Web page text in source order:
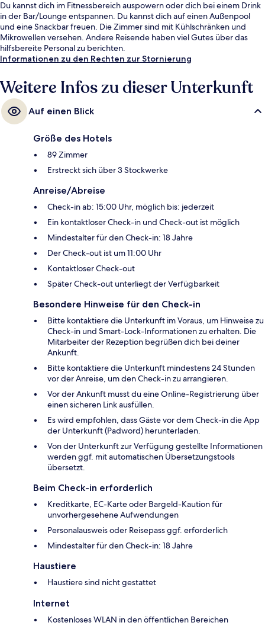
Du kannst dich im Fitnessbereich auspowern oder dich bei einem Drink
in der Bar/Lounge entspannen. Du kannst dich auf einen Außenpool
und eine Snackbar freuen. Die Zimmer sind mit Kühlschränken und
Mikrowellen versehen. Andere Reisende haben viel Gutes über das
hilfsbereite Personal zu berichten.
Informationen zu den Rechten zur Stornierung
Weitere Infos zu dieser Unterkunft
Auf einen Blick
Größe des Hotels
89 Zimmer
Erstreckt sich über 3 Stockwerke
Anreise/Abreise
Check-in ab: 15:00 Uhr, möglich bis: jederzeit
Ein kontaktloser Check-in und Check-out ist möglich
Mindestalter für den Check-in: 18 Jahre
Der Check-out ist um 11:00 Uhr
Kontaktloser Check-out
Später Check-out unterliegt der Verfügbarkeit
Besondere Hinweise für den Check-in
Bitte kontaktiere die Unterkunft im Voraus, um Hinweise zu
Check-in und Smart-Lock-Informationen zu erhalten. Die
Mitarbeiter der Rezeption begrüßen dich bei deiner
Ankunft.
Bitte kontaktiere die Unterkunft mindestens 24 Stunden
vor der Anreise, um den Check-in zu arrangieren.
Vor der Ankunft musst du eine Online-Registrierung über
einen sicheren Link ausfüllen.
Es wird empfohlen, dass Gäste vor dem Check-in die App
der Unterkunft (Padword) herunterladen.
Von der Unterkunft zur Verfügung gestellte Informationen
werden ggf. mit automatischen Übersetzungstools
übersetzt.
Beim Check-in erforderlich
Kreditkarte, EC-Karte oder Bargeld-Kaution für
unvorhergesehene Aufwendungen
Personalausweis oder Reisepass ggf. erforderlich
Mindestalter für den Check-in: 18 Jahre
Haustiere
Haustiere sind nicht gestattet
Internet
Kostenloses WLAN in den öffentlichen Bereichen